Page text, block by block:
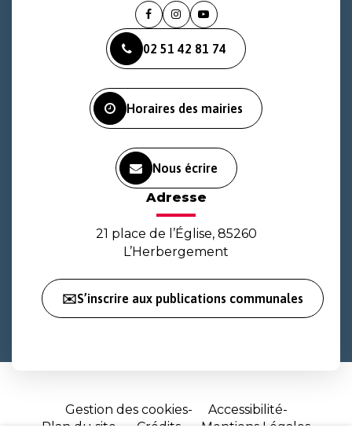
Lien
le
compte
Lien
le
compte
Lien
la
chaîne
02 51 42 81 74
Horaires des mairies
Nous écrire
Adresse
21 place de l’Église, 85260
L’Herbergement
✉️S’inscrire aux publications communales
Gestion des cookies
Accessibilité